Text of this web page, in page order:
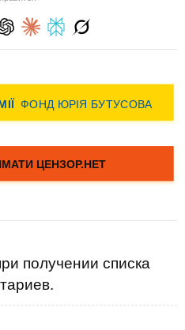
получении списка